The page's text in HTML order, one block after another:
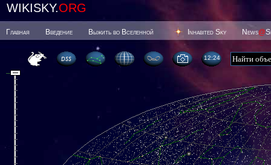
WIKISKY.ORG
Главная Введение Выжить во Вселенной Inhabited Sky News@
12 24